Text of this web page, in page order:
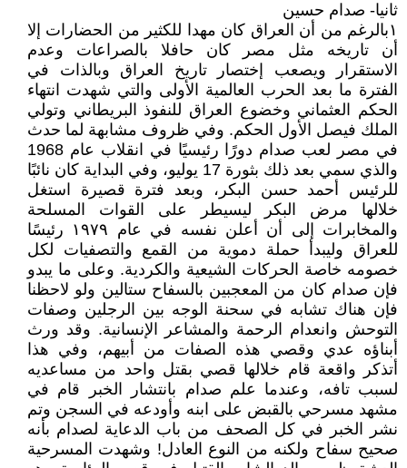
ثانيا- صدام حسين
١بالرغم من أن العراق كان مهدا للكثير من الحضارات إلا
أن تاريخه مثل مصر كان حافلا بالصراعات وعدم
الاستقرار ويصعب إختصار تاريخ العراق وبالذات في
الفترة ما بعد الحرب العالمية الأولى والتي شهدت انتهاء
الحكم العثماني وخضوع العراق للنفوذ البريطاني وتولي
الملك فيصل الأول الحكم. وفي ظروف مشابهة لما حدث
في مصر لعب صدام دورًا رئيسيًا في انقلاب عام 1968
والذي سمي بعد ذلك بثورة 17 يوليو، وفي البداية كان نائبًا
للرئيس أحمد حسن البكر، وبعد فترة قصيرة استغل
خلالها مرض البكر ليسيطر على القوات المسلحة
والمخابرات إلى أن أعلن نفسه في عام ١٩٧٩ رئيسًا
للعراق وليبدأ حملة دموية من القمع والتصفيات لكل
خصومه خاصة الحركات الشيعية والكردية. وعلى ما يبدو
فإن صدام كان من المعجبين بالسفاح ستالين ولو لاحظنا
فإن هناك تشابه في سحنة الوجه بين الرجلين وصفات
التوحش وانعدام الرحمة والمشاعر الإنسانية. وقد ورث
أبناؤه عدي وقصي هذه الصفات من أبيهم، وفي هذا
أتذكر واقعة قام خلالها قصي بقتل واحد من مساعديه
لسبب تافه، وعندما علم صدام بانتشار الخبر قام في
مشهد مسرحي بالقبض على ابنه وأودعه في السجن وتم
نشر الخبر في كل الصحف من باب الدعاية لصدام بأنه
صحيح سفاح ولكنه من النوع العادل! وشهدت المسرحية